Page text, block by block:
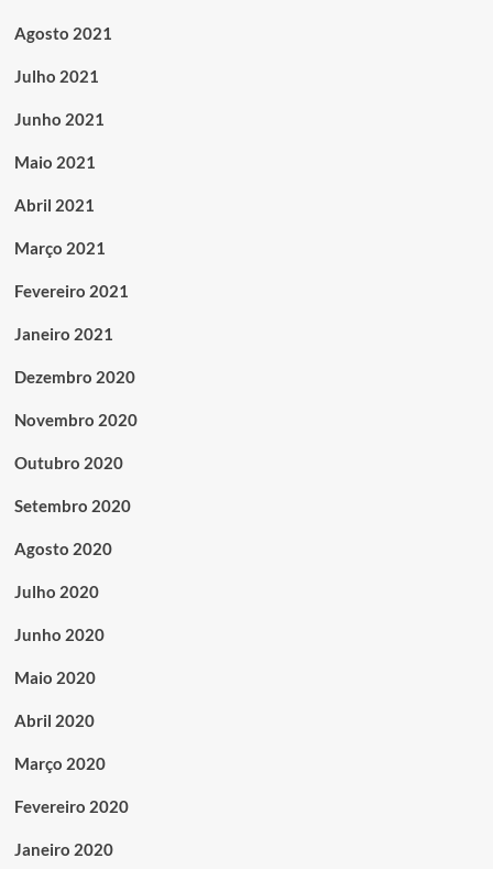
Agosto 2021
Julho 2021
Junho 2021
Maio 2021
Abril 2021
Março 2021
Fevereiro 2021
Janeiro 2021
Dezembro 2020
Novembro 2020
Outubro 2020
Setembro 2020
Agosto 2020
Julho 2020
Junho 2020
Maio 2020
Abril 2020
Março 2020
Fevereiro 2020
Janeiro 2020